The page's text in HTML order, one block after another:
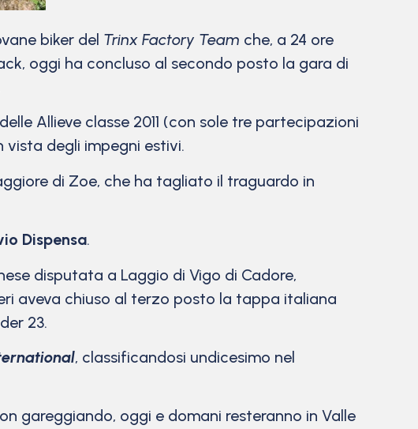
biker del Trinx Factory Team che, a 24 ore
oggi ha concluso al secondo posto la gara di
Allieve classe 2011 (con sole tre partecipazioni
degli impegni estivi.
di Zoe, che ha tagliato il traguardo in
Dispensa.
disputata a Laggio di Vigo di Cadore,
aveva chiuso al terzo posto la tappa italiana
23.
, classificandosi undicesimo nel
gareggiando, oggi e domani resteranno in Valle